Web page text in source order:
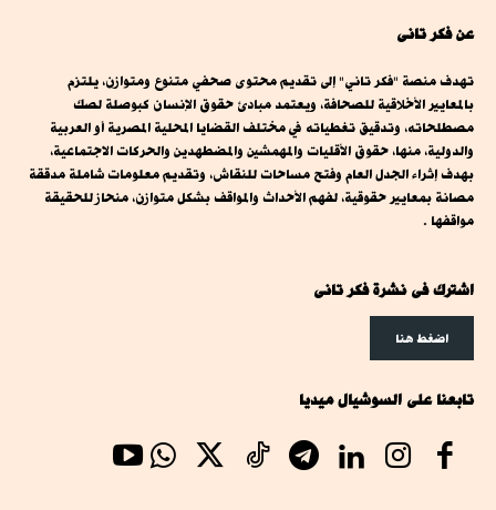
عن فكر تانى
تهدف منصة "فكر تاني" إلى تقديم محتوى صحفي متنوع ومتوازن، يلتزم
بالمعايير الأخلاقية للصحافة، ويعتمد مبادئ حقوق الإنسان كبوصلة لصك
مصطلحاته، وتدقيق تغطياته في مختلف القضايا المحلية المصرية أو العربية
والدولية، منها، حقوق الأقليات والمهمشين والمضطهدين والحركات الاجتماعية،
بهدف إثراء الجدل العام وفتح مساحات للنقاش، وتقديم معلومات شاملة مدققة
مصانة بمعايير حقوقية، لفهم الأحداث والمواقف بشكل متوازن، منحاز للحقيقة
مواقفها .
اشترك فى نشرة فكر تانى
اضغط هنا
تابعنا على السوشيال ميديا